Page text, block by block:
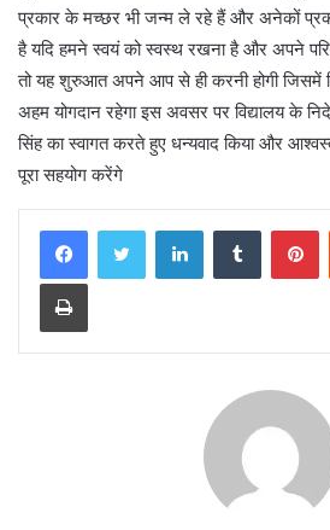
प्रकार के मच्छर भी जन्म ले रहे हैं और अनेकों प्रकार
है यदि हमने स्वयं को स्वस्थ रखना है और अपने
तो यह शुरुआत अपने आप से ही करनी होगी जिसमें
अहम योगदान रहेगा इस अवसर पर विद्यालय के
सिंह का स्वागत करते हुए धन्यवाद किया और
पूरा सहयोग करेंगे
LinkedInTumblr
Print